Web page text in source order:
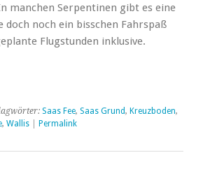
manchen Serpentinen gibt es eine
doch noch ein bisschen Fahrspaß
Flugstunden inklusive.
Saas Fee, Saas Grund, Kreuzboden,
, Wallis Permalink